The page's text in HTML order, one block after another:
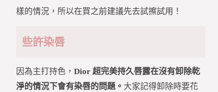
樣的情況，所以在買之前建議先去試擦試用！
些許染唇
因為主打持色， Dior 超完美持久唇露在沒有卸除乾
淨的情況下會有染唇的問題。 大家記得卸除時要花